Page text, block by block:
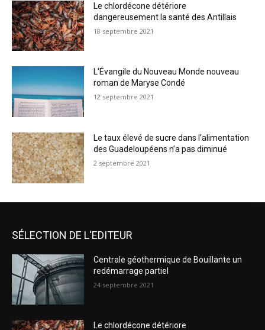
Le chlordécone détériore
dangereusement la santé des Antillais
18 septembre 2021
L’Évangile du Nouveau Monde nouveau
roman de Maryse Condé
12 septembre 2021
Le taux élevé de sucre dans l’alimentation
des Guadeloupéens n’a pas diminué
2 septembre 2021
SÉLECTION DE L'EDITEUR
Centrale géothermique de Bouillante un
redémarrage partiel
24 septembre 2021
Le chlordécone détériore